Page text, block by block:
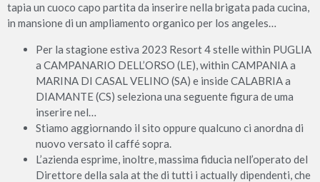
tapia un cuoco capo partita da inserire nella brigata pada cucina,
in mansione di un ampliamento organico per los angeles…
Per la stagione estiva 2023 Resort 4 stelle within PUGLIA
a CAMPANARIO DELL’ORSO (LE), within CAMPANIA a
MARINA DI CASAL VELINO (SA) e inside CALABRIA a
DIAMANTE (CS) seleziona una seguente figura de uma
inserire nel…
Stiamo aggiornando il sito oppure qualcuno ci anordna di
nuovo versato il caffé sopra.
L’azienda esprime, inoltre, massima fiducia nell’operato del
Direttore della sala at the di tutti i actually dipendenti, che